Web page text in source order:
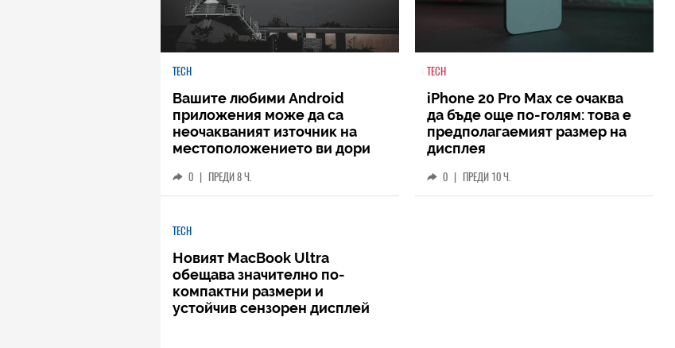
TECH
Вашите любими Android
приложения може да са
неочакваният източник на
местоположението ви дори
0 | ПРЕДИ 8 Ч.
TECH
iPhone 20 Pro Max се очаква
да бъде още по-голям: това е
предполагаемият размер на
дисплея
0 | ПРЕДИ 10 Ч.
TECH
Новият MacBook Ultra
обещава значително по-
компактни размери и
устойчив сензорен дисплей